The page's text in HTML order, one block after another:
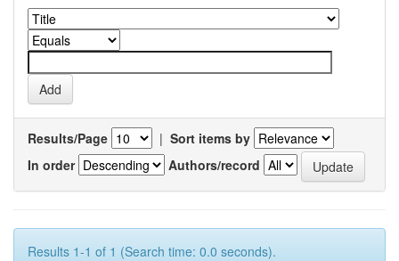
Results/Page | Sort items by
In order
Authors/record
Results 1-1 of 1 (Search time: 0.0 seconds).